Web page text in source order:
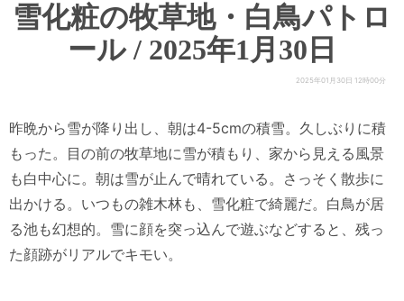
雪化粧の牧草地・白鳥パトロ
ール / 2025年1月30日
2025年01月30日 12時00分
昨晩から雪が降り出し、朝は4-5cmの積雪。久しぶりに積
もった。目の前の牧草地に雪が積もり、家から見える風景
も白中心に。朝は雪が止んで晴れている。さっそく散歩に
出かける。いつもの雑木林も、雪化粧で綺麗だ。白鳥が居
る池も幻想的。雪に顔を突っ込んで遊ぶなどすると、残っ
た顔跡がリアルでキモい。